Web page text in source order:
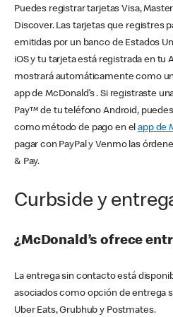
Puedes registrar tarjetas Visa,
Discover. Las tarjetas que registres
emitidas por un banco de Estados
iOS y tu tarjeta está registrada en tu
mostrará automáticamente como
app de McDonald’s . Si registraste
Pay™ de tu teléfono Android,
como método de pago en elapp de
pagar con PayPal y Venmo las
& Pay.
Curbside y
¿McDonald’s ofrece
La entrega sin contacto está
asociados como opción de entrega
Uber Eats, Grubhub y Postmates.